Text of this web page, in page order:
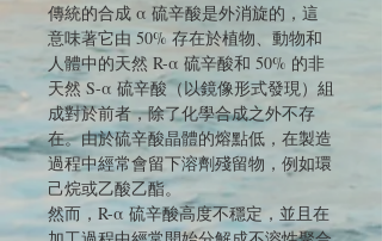
傳統的合成 α 硫辛酸是外消旋的，這
意味著它由 50% 存在於植物、動物和
人體中的天然 R-α 硫辛酸和 50% 的非
天然 S-α 硫辛酸（以鏡像形式發現）組
成對於前者，除了化學合成之外不存
在。由於硫辛酸晶體的熔點低，在製造
過程中經常會留下溶劑殘留物，例如環
己烷或乙酸乙酯。
然而，R-α 硫辛酸高度不穩定，並且在